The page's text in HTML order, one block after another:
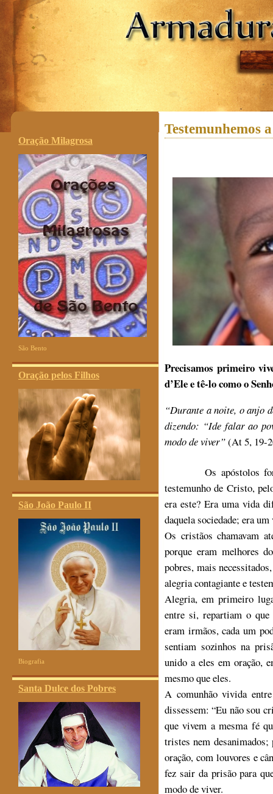
.
Oração Milagrosa
São Bento
Oração pelos Filhos
São João Paulo II
Biografia
Santa Dulce dos Pobres
Testemunhemos
Precisamos primeiro
d’Ele e tê-lo como o
“Durante a noite, o anjo
dizendo: “Ide falar ao
modo de viver”(At 5, 19-
Os apóstolos
testemunho de Cristo,
era este? Era uma vida
daquela sociedade; era
Os cristãos chamavam
porque eram melhores
pobres, mais
alegria contagiante e
Alegria, em primeiro
entre si, repartiam o
eram irmãos, cada um
sentiam sozinhos na
unido a eles em oração,
mesmo que eles.
A comunhão vivida
dissessem: “Eu não sou
que vivem a mesma fé
tristes nem
oração, com louvores e
fez sair da prisão para
modo de viver.